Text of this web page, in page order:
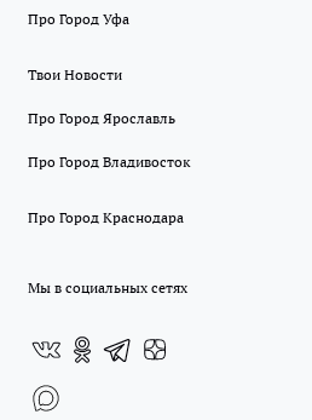
Про Город Уфа
Твои Новости
Про Город Ярославль
Про Город Владивосток
Про Город Краснодара
Мы в социальных сетях